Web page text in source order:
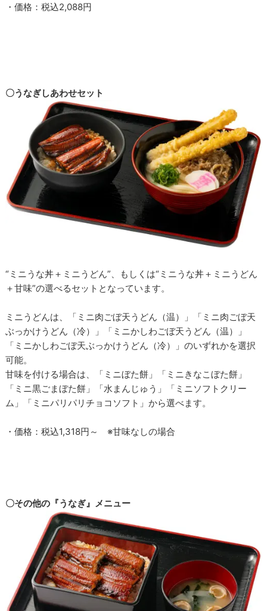
・価格：税込2,088円
〇うなぎしあわせセット
“ミニうな丼＋ミニうどん”、もしくは“ミニうな丼＋ミニうどん
＋甘味”の選べるセットとなっています。
ミニうどんは、「ミニ肉ごぼ天うどん（温）」「ミニ肉ごぼ天
ぶっかけうどん（冷）」「ミニかしわごぼ天うどん（温）」
「ミニかしわごぼ天ぶっかけうどん（冷）」のいずれかを選択
可能。
甘味を付ける場合は、「ミニぼた餅」「ミニきなこぼた餅」
「ミニ黒ごまぼた餅」「水まんじゅう」「ミニソフトクリー
ム」「ミニパリパリチョコソフト」から選べます。
・価格：税込1,318円～ ※甘味なしの場合
〇その他の『うなぎ』メニュー